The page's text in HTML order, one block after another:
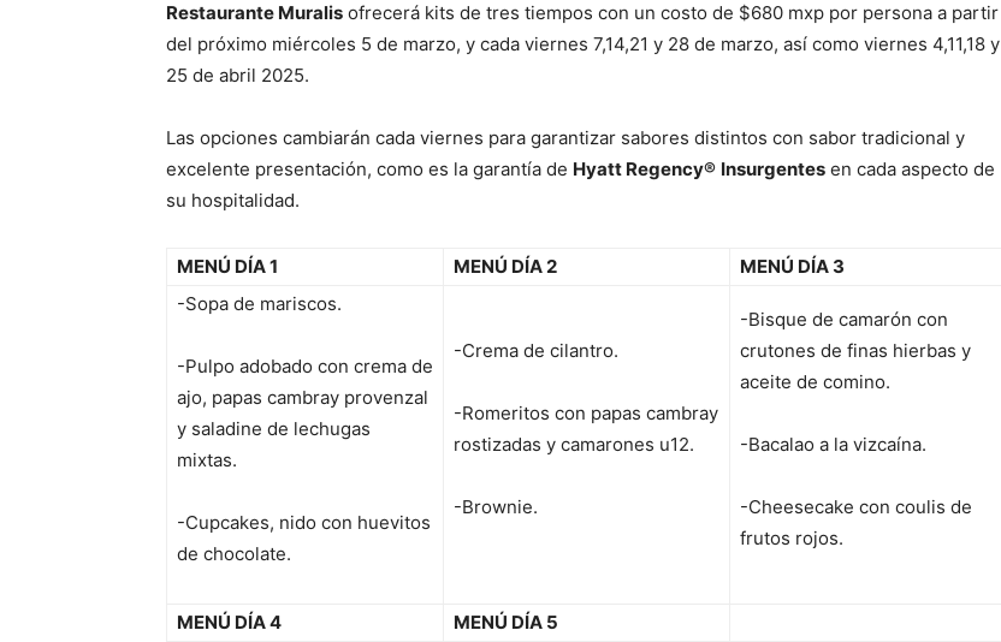
Restaurante Muralis ofrecerá kits de tres tiempos con un costo de $680 mxp por persona a partir
del próximo miércoles 5 de marzo, y cada viernes 7,14,21 y 28 de marzo, así como viernes 4,11,18 y
25 de abril 2025.
Las opciones cambiarán cada viernes para garantizar sabores distintos con sabor tradicional y
excelente presentación, como es la garantía de Hyatt Regency® Insurgentes en cada aspecto de
su hospitalidad.
MENÚ DÍA 1 MENÚ DÍA 2
MENÚ DÍA 3
-Sopa de mariscos.
-Pulpo adobado con crema de
ajo, papas cambray provenzal
y saladine de lechugas
mixtas.
-Cupcakes, nido con huevitos
de chocolate.
-Crema de cilantro.
-Romeritos con papas cambray
rostizadas y camarones u12.
-Brownie.
-Bisque de camarón con
crutones de finas hierbas y
aceite de comino.
-Bacalao a la vizcaína.
-Cheesecake con coulis de
frutos rojos.
MENÚ DÍA 4 MENÚ DÍA 5